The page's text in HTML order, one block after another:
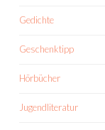
Gedichte
Geschenktipp
Hörbücher
Jugendliteratur